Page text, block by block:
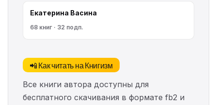
Екатерина Васина
68 книг · 32 подп.
📲 Как читать на Книгизм
Все книги автора доступны для
бесплатного скачивания в формате fb2 и